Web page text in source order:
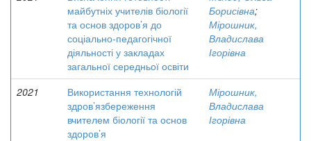
майбутніх учителів біології
та основ здоров’я до
соціально-педагогічної
діяльності у закладах
загальної середньої освіти
Борисівна;
Мірошник,
Владислава
Ігорівна
2021
Використання технологій
здров’язбереження
вчителем біології та основ
здоров’я
Мірошник,
Владислава
Ігорівна